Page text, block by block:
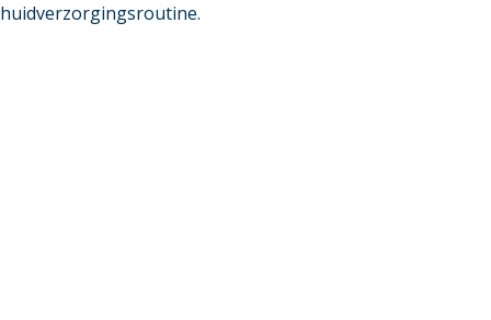
huidverzorgingsroutine.